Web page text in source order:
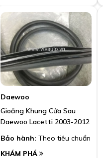
Daewoo
Gioăng Khung Cửa Sau
Daewoo Lacetti 2003-2012
Bảo hành: Theo tiêu chuẩn
KHÁM PHÁ